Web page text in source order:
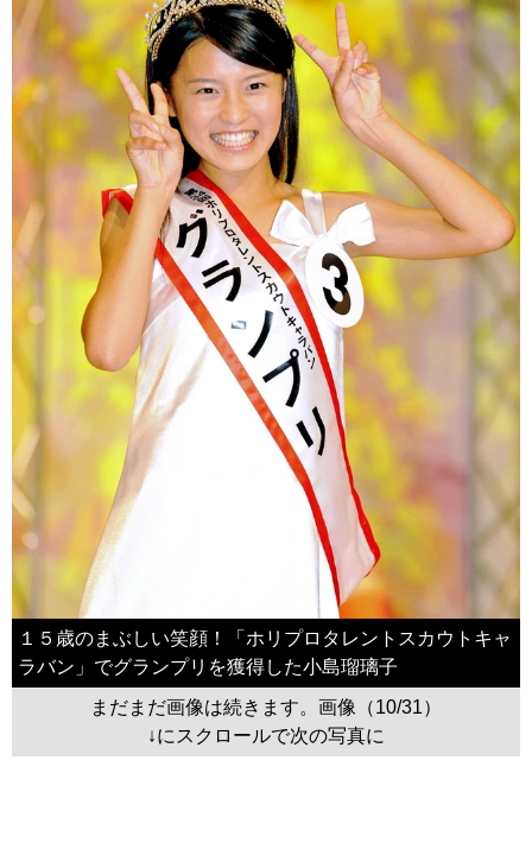
１５歳のまぶしい笑顔！「ホリプロタレントスカウトキャ
ラバン」でグランプリを獲得した小島瑠璃子
まだまだ画像は続きます。画像（10/31）
↓にスクロールで次の写真に